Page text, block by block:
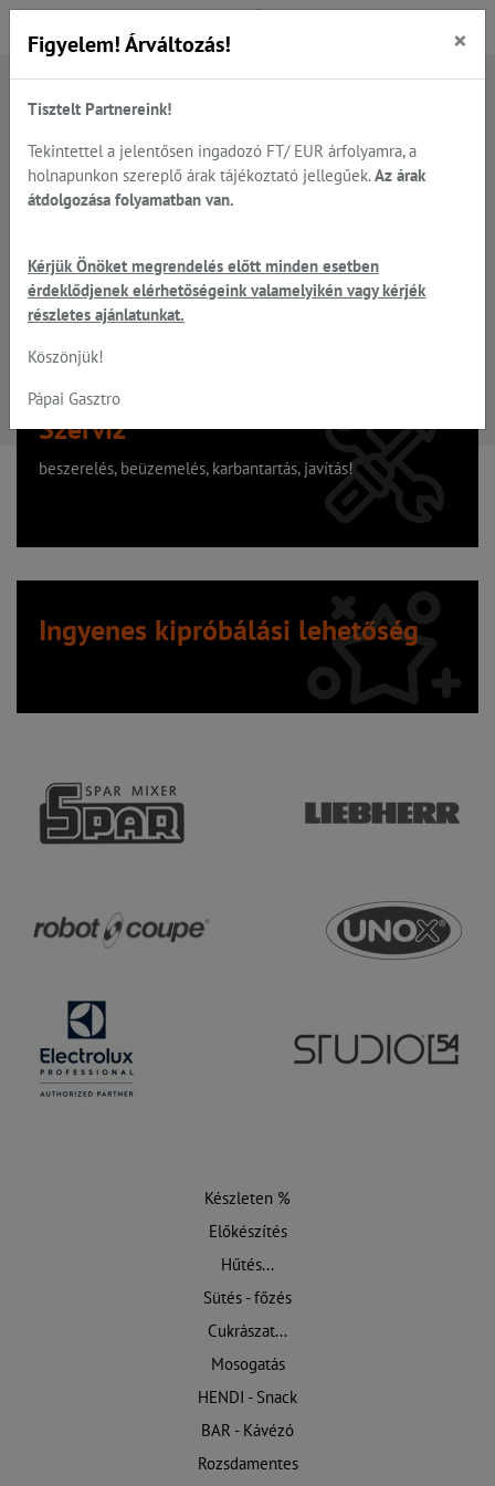
A keresett oldal nem található
Hiba, a keresett oldal nem található!
Szervíz
beszerelés, beüzemelés, karbantartás, javítás!
Ingyenes kipróbálási lehetőség
Készleten %
Előkészítés
Hűtés...
Sütés - főzés
Cukrászat...
Mosogatás
HENDI - Snack
BAR - Kávézó
Rozsdamentes
Figyelem! Árváltozás! ×
Tisztelt Partnereink!
Tekintettel a jelentősen ingadozó FT/ EUR árfolyamra, a
holnapunkon szereplő árak tájékoztató jellegűek. Az árak
átdolgozása folyamatban van.
Kérjük Önöket megrendelés előtt minden esetben
érdeklődjenek elérhetőségeink valamelyikén vagy kérjék
részletes ajánlatunkat.
Köszönjük!
Pápai Gasztro